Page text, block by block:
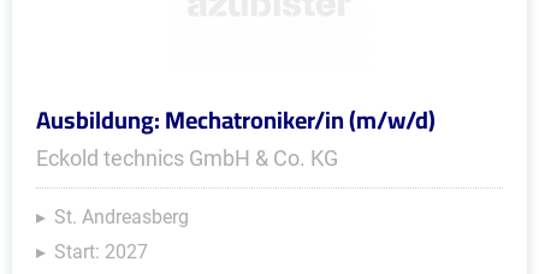
Ausbildung: Mechatroniker/in (m/w/d)
Eckold technics GmbH & Co. KG
St. Andreasberg
Start: 2027